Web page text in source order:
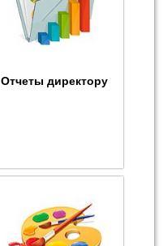
Отчеты директору